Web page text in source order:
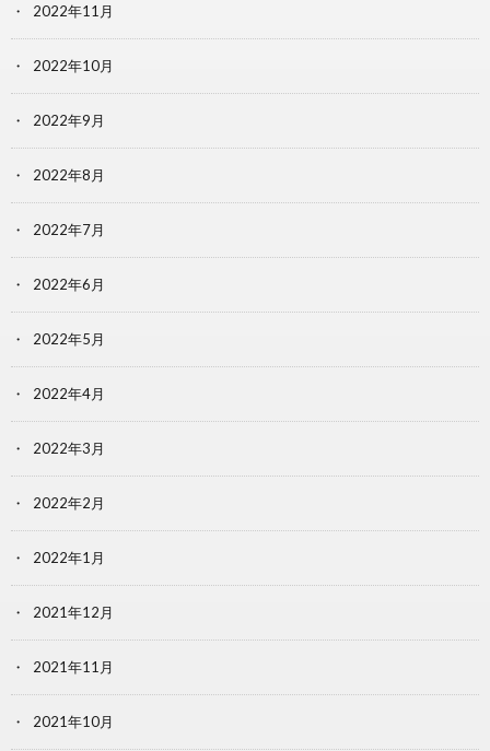
2022年11月
2022年10月
2022年9月
2022年8月
2022年7月
2022年6月
2022年5月
2022年4月
2022年3月
2022年2月
2022年1月
2021年12月
2021年11月
2021年10月